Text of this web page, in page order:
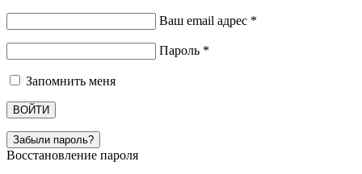
Ваш email адрес *
Пароль *
Запомнить меня
ВОЙТИ
Забыли пароль?
Восстановление пароля